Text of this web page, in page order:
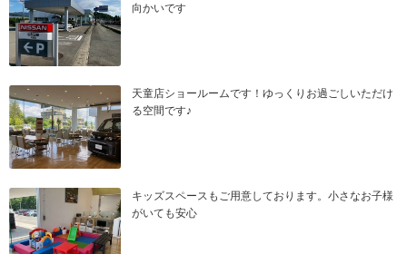
向かいです
天童店ショールームです！ゆっくりお過ごしいただけ
る空間です♪
キッズスペースもご用意しております。小さなお子様
がいても安心